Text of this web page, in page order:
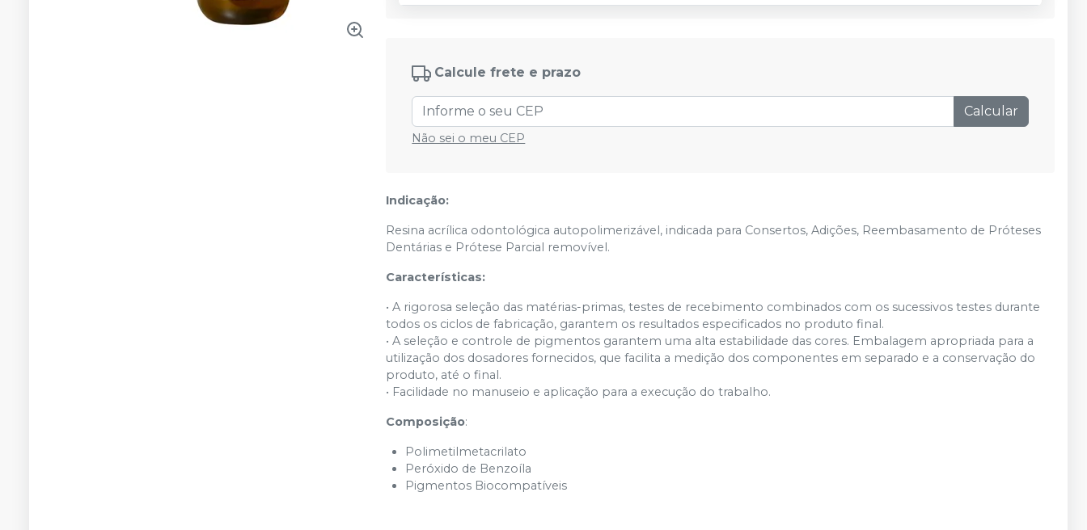
Calcule frete e prazo
Calcular
Não sei o meu CEP
Indicação:
Resina acrílica odontológica autopolimerizável, indicada para Consertos, Adições, Reembasamento de Próteses
Dentárias e Prótese Parcial removível.
Características:
• A rigorosa seleção das matérias-primas, testes de recebimento combinados com os sucessivos testes durante
todos os ciclos de fabricação, garantem os resultados especificados no produto final.
• A seleção e controle de pigmentos garantem uma alta estabilidade das cores. Embalagem apropriada para a
utilização dos dosadores fornecidos, que facilita a medição dos componentes em separado e a conservação do
produto, até o final.
• Facilidade no manuseio e aplicação para a execução do trabalho.
Composição:
Polimetilmetacrilato
Peróxido de Benzoíla
Pigmentos Biocompatíveis